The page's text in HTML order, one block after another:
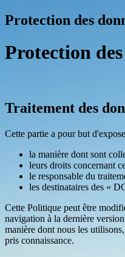
Protection des
Protection
Traitement des
Cette partie a pour but
la manière dont sont
leurs droits concernant
le responsable du
les destinataires des «
Cette Politique peut être
navigation à la dernière
manière dont nous les
pris connaissance.